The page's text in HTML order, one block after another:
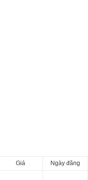
Giá Ngày đăng